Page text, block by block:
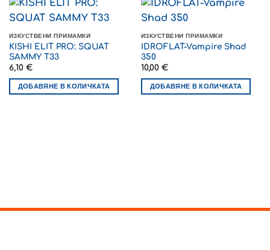
ИЗКУСТВЕНИ ПРИМАМКИ
KISHI ELIT PRO: SQUAT
SAMMY T33
6,10 €
ДОБАВЯНЕ В КОЛИЧКАТА
ИЗКУСТВЕНИ ПРИМАМКИ
IDROFLAT-Vampire Shad
350
10,00 €
ДОБАВЯНЕ В КОЛИЧКАТА